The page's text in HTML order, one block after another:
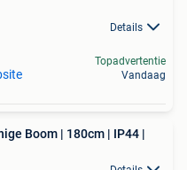
Details
Topadvertentie
Vandaag
Boom | 180cm | IP44 |